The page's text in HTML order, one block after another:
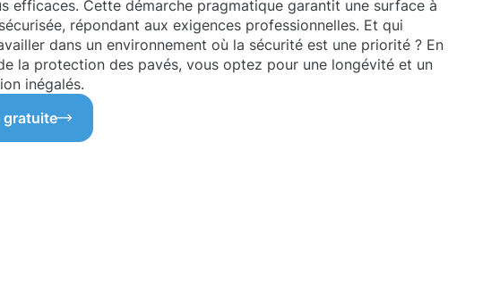
efficaces. Cette démarche pragmatique garantit une surface à
répondant aux exigences professionnelles. Et qui
dans un environnement où la sécurité est une priorité ? En
la protection des pavés, vous optez pour une longévité et un
inégalés.
gratuite